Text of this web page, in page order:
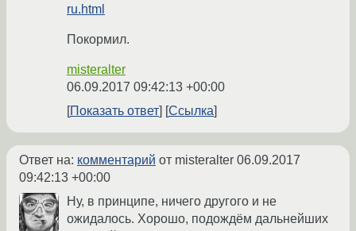
ru.html
Покормил.
misteralter
06.09.2017 09:42:13 +00:00
Показать ответ
Ссылка
Ответ на: комментарий от misteralter 06.09.2017
09:42:13 +00:00
Ну, в принципе, ничего другого и не
ожидалось. Хорошо, подождём дальнейших